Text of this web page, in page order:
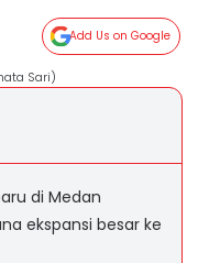
Add Us on Google
Sari)
di Medan
ekspansi besar ke